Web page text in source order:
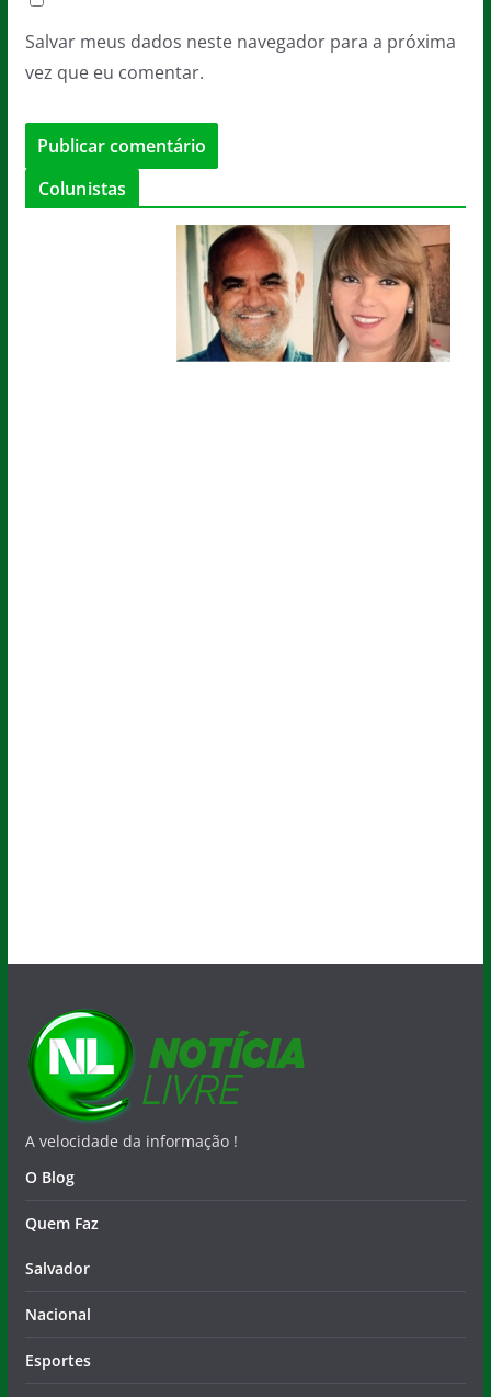
Salvar meus dados neste navegador para a próxima
vez que eu comentar.
Colunistas
A velocidade da informação !
O Blog
Quem Faz
Salvador
Nacional
Esportes